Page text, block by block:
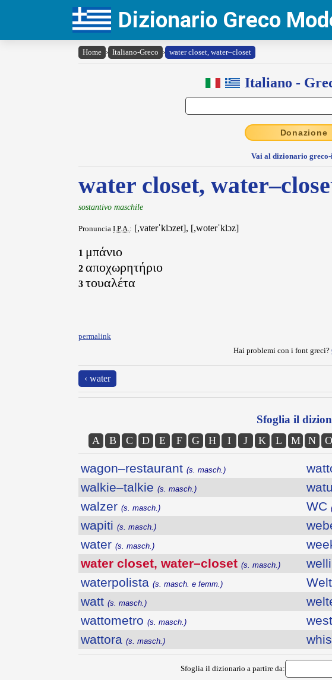
Dizionario Greco
Home › Italiano-Greco › water closet, water–closet
Italiano -
Donazione
Vai al dizionario
water closet,
sostantivo maschile
Pronuncia I.P.A.: [,vaterˈklɔzet], [,woterˈklɔz]
1 μπάνιο
2 αποχωρητήριο
3 τουαλέτα
permalink
Hai problemi con i font greci?
‹ water
Sfoglia il
A B C D E F G H I J K L M N O
wagon–restaurant (s. masch.)
walkie–talkie (s. masch.)
walzer (s. masch.)
wapiti (s. masch.)
water (s. masch.)
water closet, water–closet (s. masch.)
waterpolista (s. masch. e femm.)
watt (s. masch.)
wattometro (s. masch.)
wattora (s. masch.)
WC
Sfoglia il dizionario a partire da: